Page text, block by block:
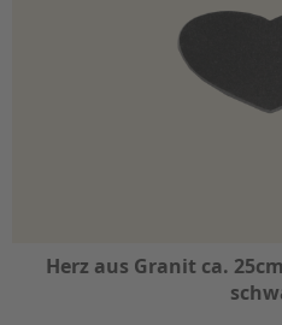
Herz aus Granit ca.